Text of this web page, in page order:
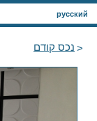
русский
נכס קודם